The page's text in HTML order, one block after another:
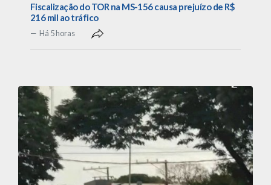
Fiscalização do TOR na MS-156 causa prejuízo de R$
216 mil ao tráfico
Há 5 horas